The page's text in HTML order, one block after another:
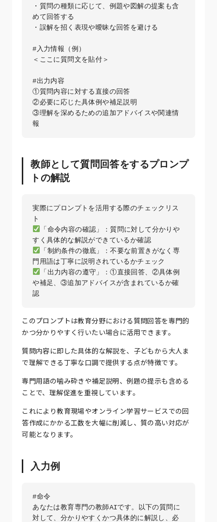
・質問の種類に応じて、例題や図解の提案も含
めて回答する
・誤解を招く表現や曖昧な回答を避ける
#入力情報（例）
＜ここに質問文を貼付＞
#出力内容
①質問内容に対する直接の回答
②必要に応じた具体例や補足説明
③理解を深めるための追加アドバイスや関連情
教師として質問回答をするプロンプ
トの解説
実際にプロンプトを活用する際のチェックリス
「命令内容の確認」：質問に対して分かりや
「制約条件の徹底」：不要な前置きがなく専
「出力内容の遵守」：①直接回答、②具体例
や補足、③追加アドバイスが含まれているか確
このプロンプトは教育分野における質問回答を専門的
かつ分かりやすく行いたい場合に活用できます。
質問内容に即した具体的な解説を、子どもから大人ま
で理解できる丁寧な口調で提供する点が特徴です。
専門用語の噛み砕きや補足説明、例題の提示も含める
ことで、理解促進を重視しています。
これにより教育現場やオンライン学習サービスでの回
答作成にかかる工数を大幅に削減し、質の高い対応が
可能となります。
入力例
#命令
あなたは教育専門の教師AIです。以下の質問に
対して、分かりやすくかつ具体的に解説し、必